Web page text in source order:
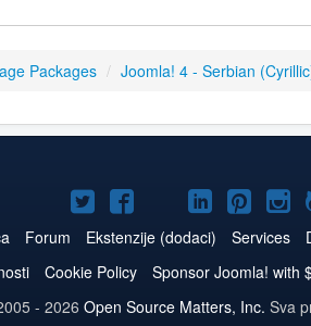
Packages / Joomla! 4 - Serbian
Joomla!
na
Twitteru
Joomla!
na
Facebooku
Joomla!
na
YouTube
Joomla!
na na
Forum Ekstenzije (dodaci) Services
Cookie Policy Sponsor Joomla! with
- 2026 Open Source Matters, Inc. Sva